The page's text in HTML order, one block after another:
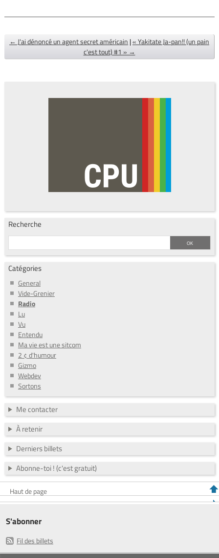
← J'ai dénoncé un agent secret américain |« Yakitate Ja-pan!! (un pain
c'est tout) #1 » →
Recherche
Catégories
General
Vide-Grenier
Radio
Lu
Vu
Entendu
Ma vie est une sitcom
2 ¢ d'humour
Gizmo
Webdev
Sortons
Me contacter
À retenir
Derniers billets
Abonne-toi ! (c'est gratuit)
Haut de page
S'abonner
Fil des billets